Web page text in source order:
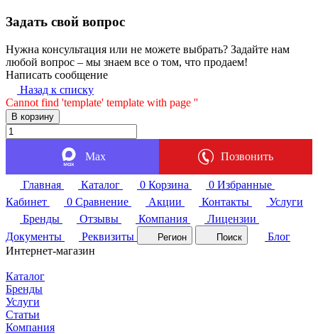
Задать свой вопрос
Нужна консультация или не можете выбрать? Задайте нам
любой вопрос – мы знаем все о том, что продаем!
Написать сообщение
Назад к списку
Cannot find 'template' template with page ''
В корзину
Max Позвонить
Главная Каталог 0 Корзина 0 Избранные
Кабинет
0 Сравнение Акции Контакты
Услуги
Бренды
Отзывы Компания
Лицензии
Документы
Реквизиты Регион Поиск
Блог
Интернет-магазин
Каталог
Бренды
Услуги
Статьи
Компания